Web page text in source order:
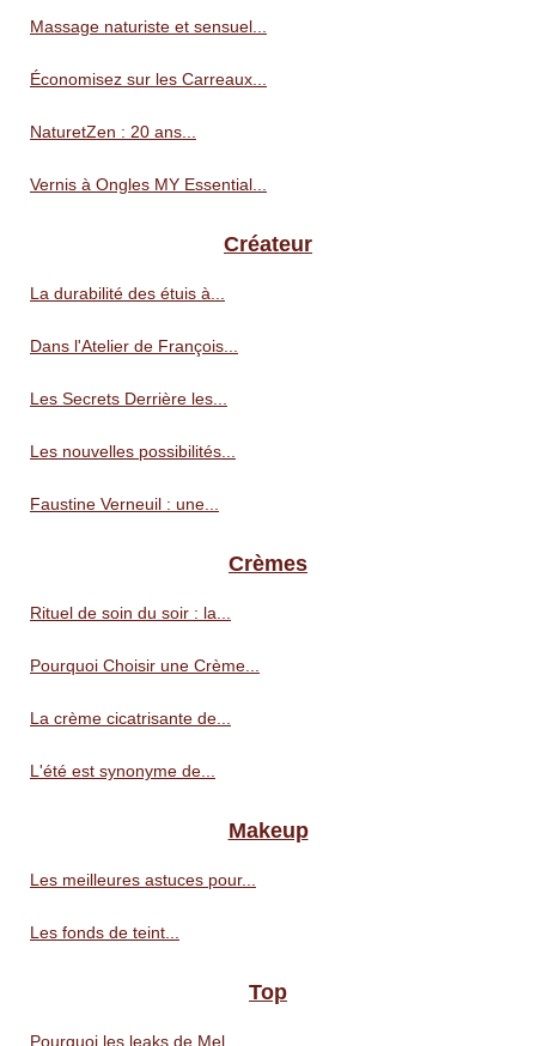
Massage naturiste et sensuel...
Économisez sur les Carreaux...
NaturetZen : 20 ans...
Vernis à Ongles MY Essential...
Créateur
La durabilité des étuis à...
Dans l'Atelier de François...
Les Secrets Derrière les...
Les nouvelles possibilités...
Faustine Verneuil : une...
Crèmes
Rituel de soin du soir : la...
Pourquoi Choisir une Crème...
La crème cicatrisante de...
L'été est synonyme de...
Makeup
Les meilleures astuces pour...
Les fonds de teint...
Top
Pourquoi les leaks de Mel...